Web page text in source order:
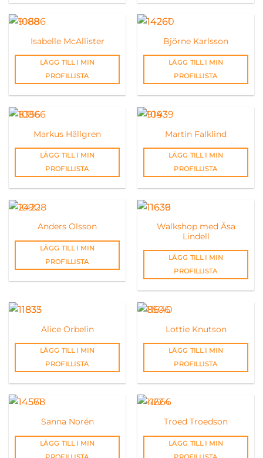
Isabelle McAllister
LÄGG TILL I MIN
PROFILLISTA
Björne Karlsson
LÄGG TILL I MIN
PROFILLISTA
Markus Hällgren
LÄGG TILL I MIN
PROFILLISTA
Martin Falklind
LÄGG TILL I MIN
PROFILLISTA
Anders Olsson
LÄGG TILL I MIN
PROFILLISTA
Walkshop med Åsa
Lindell
LÄGG TILL I MIN
PROFILLISTA
Alice Orbelin
LÄGG TILL I MIN
PROFILLISTA
Lottie Knutson
LÄGG TILL I MIN
PROFILLISTA
Sanna Norén
LÄGG TILL I MIN
Troed Troedson
LÄGG TILL I MIN